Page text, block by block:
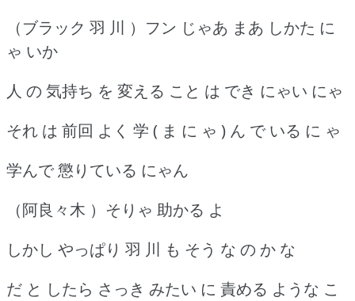
（ブラック 羽 川 ）フン じゃあ まあ しかた に
ゃ いか
人 の 気持ち を 変える こと は でき にゃい にゃ
それ は 前回 よく 学 ( ま に ゃ ) ん で いる に ゃ
学んで 懲りている にゃん
（阿良々木 ）そりゃ 助かる よ
しかし やっぱり 羽 川 も そう な の か な
だ と したら さっき みたい に 責める ような こ